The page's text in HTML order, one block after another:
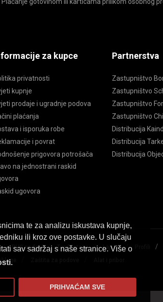
te za analizu iskustava kupnje,
ili kroz ove postavke. U slučaju
sav sadržaj s naše stranice. Više o
PRIHVAĆAM SVE
za kupce
privatnosti
kupnje
prodaje i ugradnje podova
plaćanja
i isporuka robe
i povrat
prigovora potrošača
na jednostrani raskid
ugovora
Partnerstva
Zastupništvo
Zastupništvo
Zastupništvo
Zastupništvo
Distribucija Kaindl
Distribucija
Distribucija
/ PVC podovi / Tepih staze / Lajsne / /